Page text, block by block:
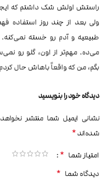
راستش اولش شک داشتم که
ولی بعد از چند روز استفاده
طبیعیه و آدم رو خسته
می‌ده. مهم‌تر از اون، گلو رو
بگم، من که واقعاً باهاش حال
دیدگاه خود را بنویسید
نشانی ایمیل شما منتشر
شده‌اند*
امتیاز شما *
دیدگاه شما *